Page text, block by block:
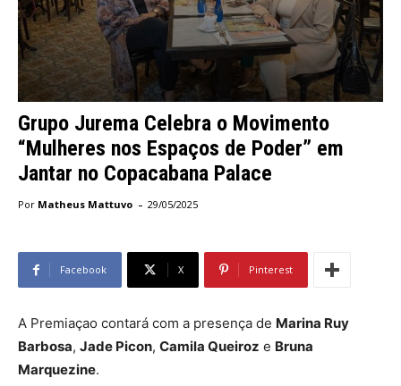
Grupo Jurema Celebra o Movimento
“Mulheres nos Espaços de Poder” em
Jantar no Copacabana Palace
Por Matheus Mattuvo - 29/05/2025
Facebook X Pinterest
A Premiaçao contará com a presença de Marina Ruy
Barbosa, Jade Picon, Camila Queiroz e Bruna
Marquezine.